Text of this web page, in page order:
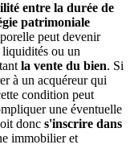
entre la durée de
patrimoniale
peut devenir
liquidités ou un
la vente du bien. Si
à un acquéreur qui
condition peut
une éventuelle
donc s'inscrire dans
immobilier et